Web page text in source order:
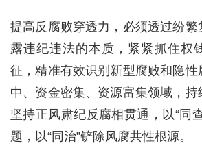
提高反腐败穿透力，必须透过纷繁
露违纪违法的本质，紧紧抓住权
征，精准有效识别新型腐败和隐
中、资金密集、资源富集领域，持
坚持正风肃纪反腐相贯通，以“同
题，以“同治”铲除风腐共性根源。